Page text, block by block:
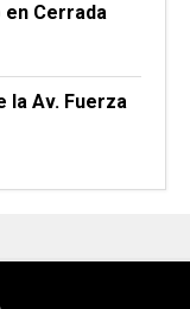
Cerrada
la Av. Fuerza